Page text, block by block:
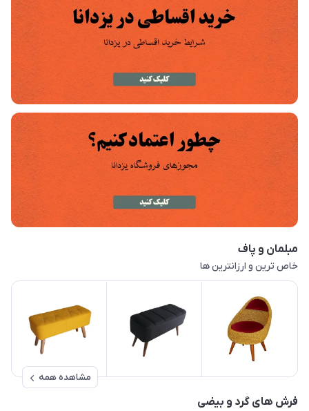
مبلمان و پاف
خاص ترین و ارزانترین ها
مشاهده همه
فرش های گرد و بیضی